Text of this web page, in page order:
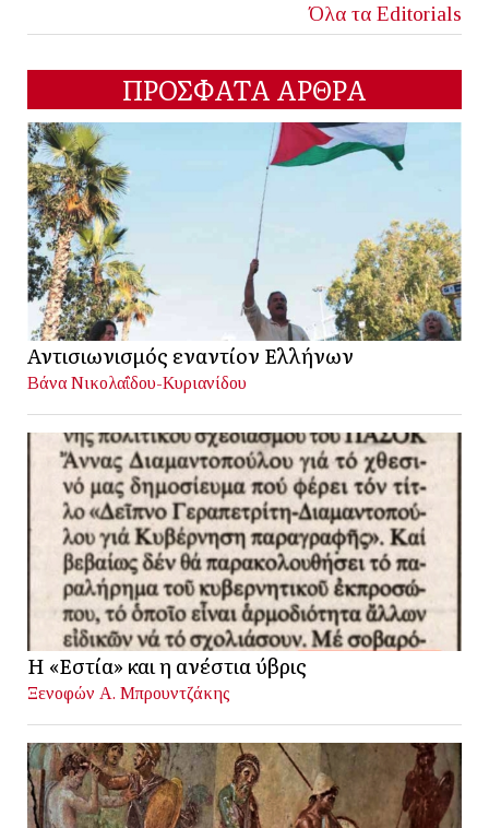
Όλα τα Editorials
ΠΡΟΣΦΑΤΑ ΑΡΘΡΑ
Αντισιωνισμός εναντίον Ελλήνων
Βάνα Νικολαΐδου-Κυριανίδου
Η «Εστία» και η ανέστια ύβρις
Ξενοφών Α. Μπρουντζάκης